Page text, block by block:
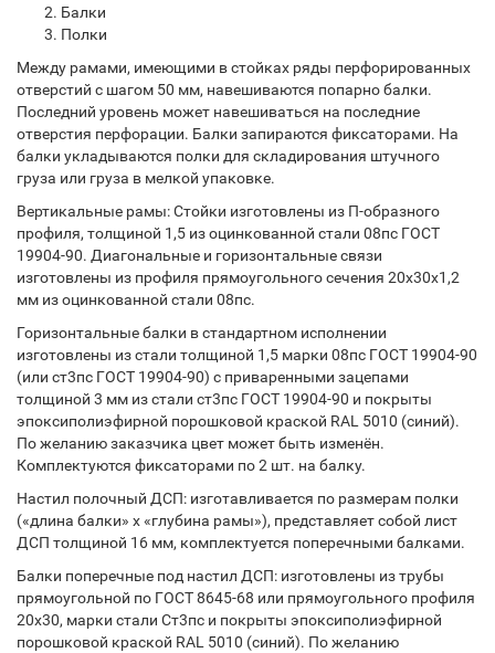
Балки
Полки
Между рамами, имеющими в стойках ряды перфорированных
отверстий с шагом 50 мм, навешиваются попарно балки.
Последний уровень может навешиваться на последние
отверстия перфорации. Балки запираются фиксаторами. На
балки укладываются полки для складирования штучного
груза или груза в мелкой упаковке.
Вертикальные рамы: Стойки изготовлены из П-образного
профиля, толщиной 1,5 из оцинкованной стали 08пс ГОСТ
19904-90. Диагональные и горизонтальные связи
изготовлены из профиля прямоугольного сечения 20х30х1,2
мм из оцинкованной стали 08пс.
Горизонтальные балки в стандартном исполнении
изготовлены из стали толщиной 1,5 марки 08пс ГОСТ 19904-90
(или ст3пс ГОСТ 19904-90) с приваренными зацепами
толщиной 3 мм из стали ст3пс ГОСТ 19904-90 и покрыты
эпоксиполиэфирной порошковой краской RAL 5010 (синий).
По желанию заказчика цвет может быть изменён.
Комплектуются фиксаторами по 2 шт. на балку.
Настил полочный ДСП: изготавливается по размерам полки
(«длина балки» х «глубина рамы»), представляет собой лист
ДСП толщиной 16 мм, комплектуется поперечными балками.
Балки поперечные под настил ДСП: изготовлены из трубы
прямоугольной по ГОСТ 8645-68 или прямоугольного профиля
20х30, марки стали Ст3пс и покрыты эпоксиполиэфирной
порошковой краской RAL 5010 (синий). По желанию